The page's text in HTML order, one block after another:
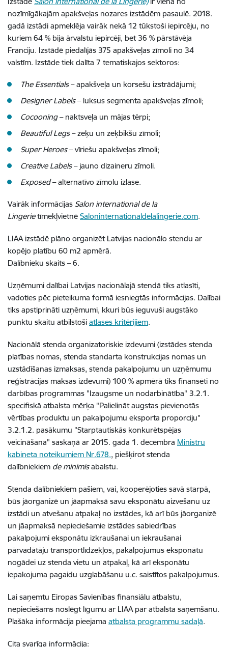
nozīmīgākajām apakšveļas nozares izstādēm pasaulē. 2018.
gadā izstādi apmeklēja vairāk nekā 12 tūkstoši iepircēju, no
kuriem 64 % bija ārvalstu iepircēji, bet 36 % pārstāvēja
Franciju. Izstādē piedalījās 375 apakšveļas zīmoli no 34
valstīm. Izstāde tiek dalīta 7 tematiskajos sektoros:
The Essentials– apakšveļa un korsešu izstrādājumi;
Designer Labels– luksus segmenta apakšveļas zīmoli;
Cocooning– naktsveļa un mājas tērpi;
Beautiful Legs– zeķu un zeķbikšu zīmoli;
Super Heroes– vīriešu apakšveļas zīmoli;
Creative Labels– jauno dizaineru zīmoli.
Exposed– alternatīvo zīmolu izlase.
Vairāk informācijas Salon international de la
Lingerietīmekļvietnē Saloninternationaldelalingerie.com.
LIAA izstādē plāno organizēt Latvijas nacionālo stendu ar
kopējo platību 60 m2 apmērā.
Dalībnieku skaits – 6.
Uzņēmumi dalībai Latvijas nacionālajā stendā tiks atlasīti,
vadoties pēc pieteikuma formā iesniegtās informācijas. Dalībai
tiks apstiprināti uzņēmumi, kkuri būs ieguvuši augstāko
punktu skaitu atbilstoši atlases kritērijiem.
Nacionālā stenda organizatoriskie izdevumi (izstādes stenda
platības nomas, stenda standarta konstrukcijas nomas un
uzstādīšanas izmaksas, stenda pakalpojumu un uzņēmumu
reģistrācijas maksas izdevumi) 100 % apmērā tiks finansēti no
darbības programmas "Izaugsme un nodarbinātība" 3.2.1.
specifiskā atbalsta mērķa "Palielināt augstas pievienotās
vērtības produktu un pakalpojumu eksporta proporciju"
3.2.1.2. pasākumu "Starptautiskās konkurētspējas
veicināšana" saskaņā ar 2015. gada 1. decembra Ministru
kabineta noteikumiem Nr.678., piešķirot stenda
dalībniekiem de minimisabalstu.
Stenda dalībniekiem pašiem, vai, kooperējoties savā starpā,
būs jāorganizē un jāapmaksā savu eksponātu aizvešanu uz
izstādi un atvešanu atpakaļ no izstādes, kā arī būs jāorganizē
un jāapmaksā nepieciešamie izstādes sabiedrības
pakalpojumi eksponātu izkraušanai un iekraušanai
pārvadātāju transportlīdzekļos, pakalpojumus eksponātu
nogādei uz stenda vietu un atpakaļ, kā arī eksponātu
iepakojuma pagaidu uzglabāšanu u.c. saistītos pakalpojumus.
Lai saņemtu Eiropas Savienības finansiālu atbalstu,
nepieciešams noslēgt līgumu ar LIAA par atbalsta saņemšanu.
Plašāka informācija pieejama atbalsta programmu sadaļā.
Cita svarīga informācija: